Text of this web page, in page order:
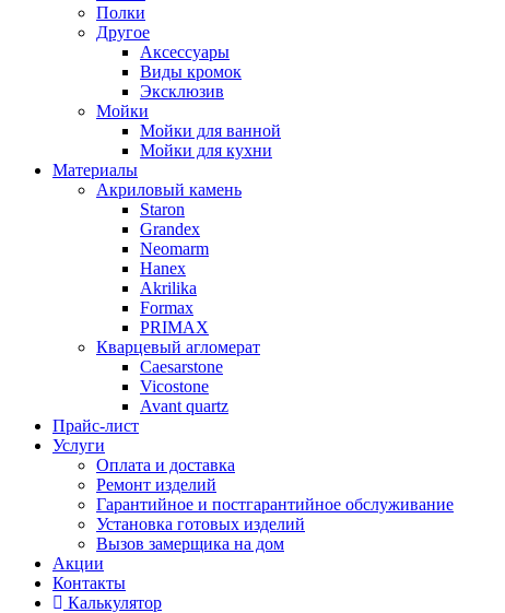
Полки
Другое
Аксессуары
Виды кромок
Эксклюзив
Мойки
Мойки для ванной
Мойки для кухни
Материалы
Акриловый камень
Staron
Grandex
Neomarm
Hanex
Akrilika
Formax
PRIMAX
Кварцевый агломерат
Caesarstone
Vicostone
Avant quartz
Прайс-лист
Услуги
Оплата и доставка
Ремонт изделий
Гарантийное и постгарантийное обслуживание
Установка готовых изделий
Вызов замерщика на дом
Акции
Контакты
Калькулятор